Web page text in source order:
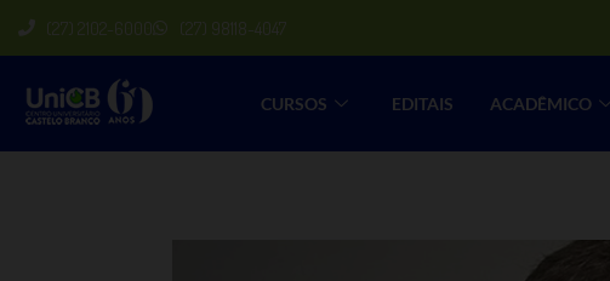
(27) 2102-6000 (27) 98118-4047
CURSOS EDITAIS ACADÊMICO